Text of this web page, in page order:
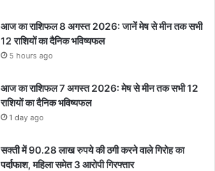
आज का राशिफल 8 अगस्त 2026: जानें मेष से मीन तक सभी
12 राशियों का दैनिक भविष्यफल
5 hours ago
आज का राशिफल 7 अगस्त 2026: मेष से मीन तक सभी 12
राशियों का दैनिक भविष्यफल
1 day ago
सक्ती में 90.28 लाख रुपये की ठगी करने वाले गिरोह का
पर्दाफाश, महिला समेत 3 आरोपी गिरफ्तार